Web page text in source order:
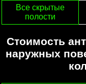
Все скрытые
полости
Стоимость
наружных